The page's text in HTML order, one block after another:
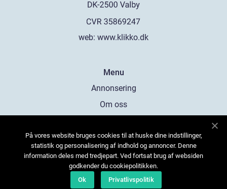
web: www.klikko.dk
Menu
Annonsering
Om oss
Kontakta oss
Sitemap
På vores website bruges cookies til at huske dine indstillinger,
statistik og personalisering af indhold og annoncer. Denne
information deles med tredjepart. Ved fortsat brug af websiden
godkender du cookiepolitikken.
Ok
Privatlivspolitik